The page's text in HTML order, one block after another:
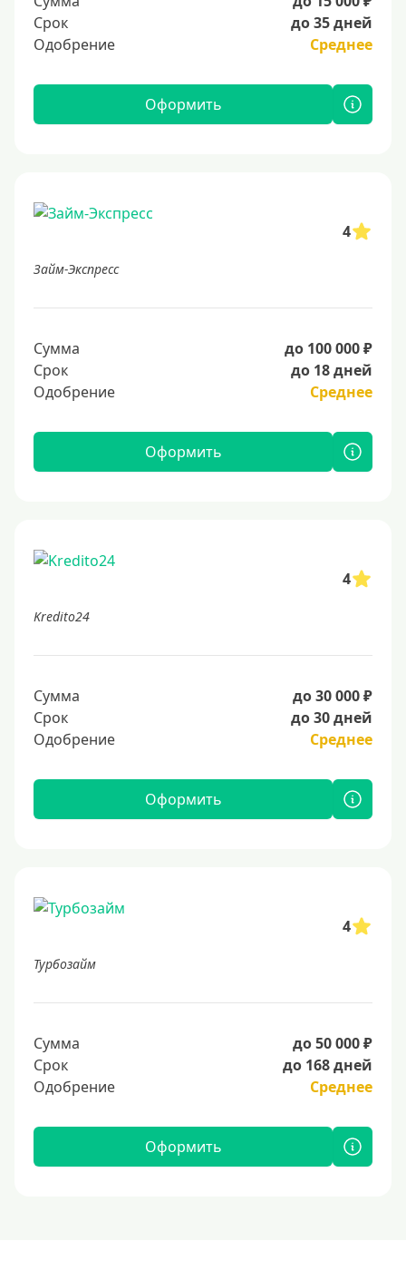
Срок
до 35 дней
Одобрение
Среднее
Оформить
4
Займ-Экспресс
Сумма
до 100 000 ₽
Срок
до 18 дней
Одобрение
Среднее
Оформить
4
Kredito24
Сумма
до 30 000 ₽
Срок
до 30 дней
Одобрение
Среднее
Оформить
4
Турбозайм
Сумма
до 50 000 ₽
Срок
до 168 дней
Одобрение
Среднее
Оформить